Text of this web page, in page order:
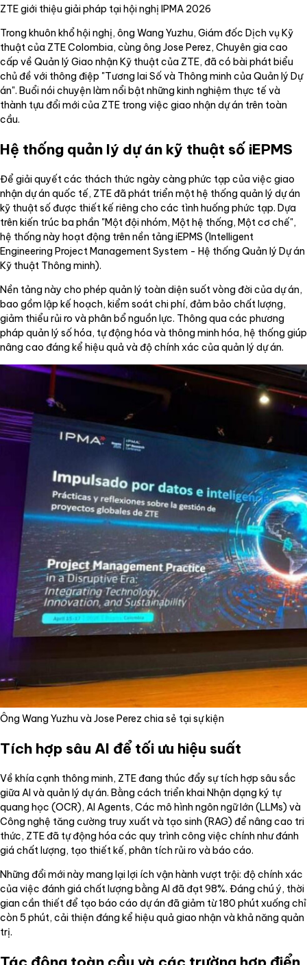
ZTE giới thiệu giải pháp tại hội nghị IPMA 2026
Trong khuôn khổ hội nghị, ông Wang Yuzhu, Giám đốc Dịch vụ Kỹ
thuật của ZTE Colombia, cùng ông Jose Perez, Chuyên gia cao
cấp về Quản lý Giao nhận Kỹ thuật của ZTE, đã có bài phát biểu
chủ đề với thông điệp "Tương lai Số và Thông minh của Quản lý Dự
án". Buổi nói chuyện làm nổi bật những kinh nghiệm thực tế và
thành tựu đổi mới của ZTE trong việc giao nhận dự án trên toàn
cầu.
Hệ thống quản lý dự án kỹ thuật số iEPMS
Để giải quyết các thách thức ngày càng phức tạp của việc giao
nhận dự án quốc tế, ZTE đã phát triển một hệ thống quản lý dự án
kỹ thuật số được thiết kế riêng cho các tình huống phức tạp. Dựa
trên kiến trúc ba phần "Một đội nhóm, Một hệ thống, Một cơ chế",
hệ thống này hoạt động trên nền tảng iEPMS (Intelligent
Engineering Project Management System - Hệ thống Quản lý Dự án
Kỹ thuật Thông minh).
Nền tảng này cho phép quản lý toàn diện suốt vòng đời của dự án,
bao gồm lập kế hoạch, kiểm soát chi phí, đảm bảo chất lượng,
giảm thiểu rủi ro và phân bổ nguồn lực. Thông qua các phương
pháp quản lý số hóa, tự động hóa và thông minh hóa, hệ thống giúp
nâng cao đáng kể hiệu quả và độ chính xác của quản lý dự án.
Ông Wang Yuzhu và Jose Perez chia sẻ tại sự kiện
Tích hợp sâu AI để tối ưu hiệu suất
Về khía cạnh thông minh, ZTE đang thúc đẩy sự tích hợp sâu sắc
giữa AI và quản lý dự án. Bằng cách triển khai Nhận dạng ký tự
quang học (OCR), AI Agents, Các mô hình ngôn ngữ lớn (LLMs) và
Công nghệ tăng cường truy xuất và tạo sinh (RAG) để nâng cao tri
thức, ZTE đã tự động hóa các quy trình công việc chính như đánh
giá chất lượng, tạo thiết kế, phân tích rủi ro và báo cáo.
Những đổi mới này mang lại lợi ích vận hành vượt trội: độ chính xác
của việc đánh giá chất lượng bằng AI đã đạt 98%. Đáng chú ý, thời
gian cần thiết để tạo báo cáo dự án đã giảm từ 180 phút xuống chỉ
còn 5 phút, cải thiện đáng kể hiệu quả giao nhận và khả năng quản
trị.